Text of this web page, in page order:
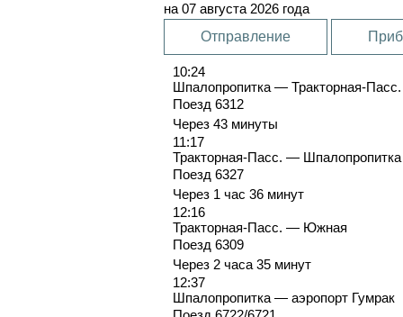
на 07 августа 2026 года
Отправление
10:24
Шпалопропитка — Тракторная-Пасс.
Поезд 6312
Через 43 минуты
11:17
Тракторная-Пасс. — Шпалопропитка
Поезд 6327
Через 1 час 36 минут
12:16
Тракторная-Пасс. — Южная
Поезд 6309
Через 2 часа 35 минут
12:37
Шпалопропитка — аэропорт Гумрак